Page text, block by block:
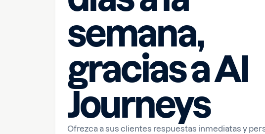
semana,
gracias a AI
Journeys
Ofrezca a sus clientes respuestas inmediatas y